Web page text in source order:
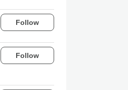
Follow
Follow